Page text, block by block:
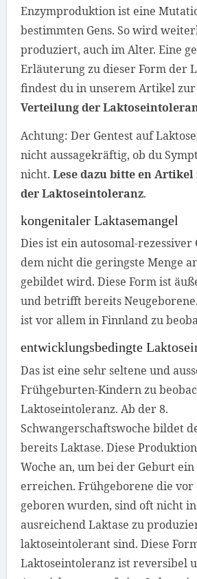
Enzymproduktion ist eine
bestimmten Gens. So wird
produziert, auch im Alter. Eine
Erläuterung zu dieser Form der
findest du in unserem Artikel zur
Verteilung der
Achtung: Der Gentest auf
nicht aussagekräftig, ob du
nicht. Lese dazu bitte en Artikel
der Laktoseintoleranz.
kongenitaler Laktasemangel
Dies ist ein autosomal-rezessiver
dem nicht die geringste Menge
gebildet wird. Diese Form ist
undbetrifft bereits Neugeborene
ist vor allem in Finnland zu
entwicklungsbedingte
Das ist eine sehr seltene und
Frühgeburten-Kindern zu
Laktoseintoleranz. Ab der 8.
Schwangerschaftswoche bildet
bereits Laktase. Diese
Woche an, um bei der Geburt
erreichen. Frühgeborene die vor
geboren wurden, sind oft nicht
ausreichend Laktase zu
laktoseintolerant sind. Diese
Laktoseintoleranz ist reversibel